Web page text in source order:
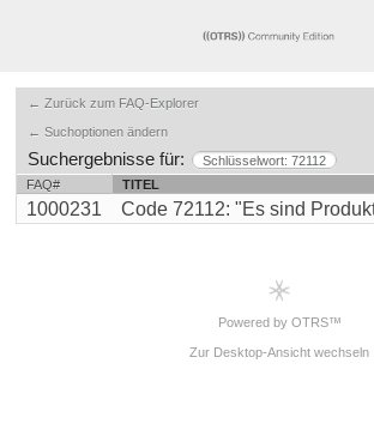
← Zurück zum FAQ-Explorer
← Suchoptionen ändern
Suchergebnisse für:
Schlüsselwort: 72112
FAQ#
TITEL
1000231 Code 72112: "Es sind
Powered by OTRS™
Zur Desktop-Ansicht wechseln